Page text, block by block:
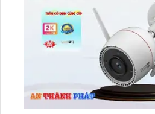
nghệ IP Wifi, Camera chụp
chất lượng với độ phân giải 3.0
hổ trợ thẻ nhớ và công nghệ
giúp phát hiện và ghi lại các